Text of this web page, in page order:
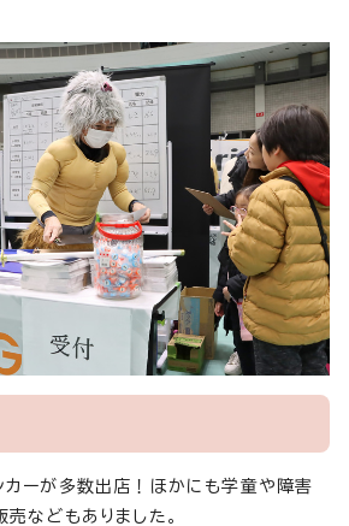
カーが多数出店！ほかにも学童や障害
などもありました。